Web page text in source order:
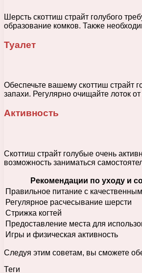
Шерсть скоттиш страйт голубого
образование комков. Также
Туалет
Обеспечьте вашему скоттиш страйт
запахи. Регулярно очищайте лоток
Активность
Скоттиш страйт голубые очень
возможность заниматься
Рекомендации по уходу и
Правильное питание с
Регулярное расчесывание шерсти
Стрижка когтей
Предоставление места для
Игры и физическая активность
Следуя этим советам, вы сможете
Теги